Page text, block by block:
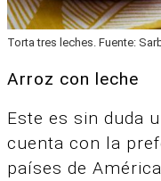
Torta tres leches. Fuente:
Arroz con leche
Este es sin duda
cuenta con la
países de